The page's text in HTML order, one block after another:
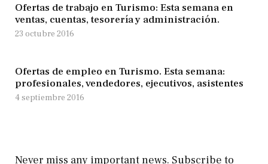
Ofertas de trabajo en Turismo: Esta semana en
ventas, cuentas, tesorería y administración.
23 octubre 2016
Ofertas de empleo en Turismo. Esta semana:
profesionales, vendedores, ejecutivos, asistentes
4 septiembre 2016
Never miss any important news. Subscribe to